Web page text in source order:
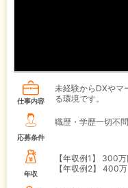
仕事内容
未経験からDXやマ
る環境です。
応募条件
職歴・学歴一切不
年収
【年収例1】
300万
【年収例2】
400万